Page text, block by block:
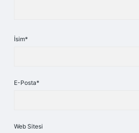
İsim*
E-Posta*
Web Sitesi